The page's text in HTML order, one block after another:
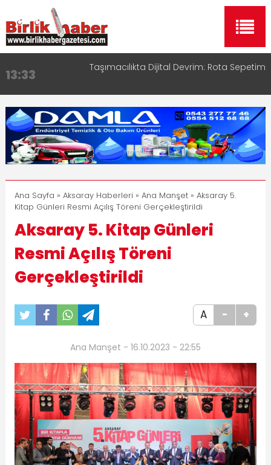
13:33 Taşımacılıkta Dijital Devrim: Rota Sepetim
17:15
16:00
Aksaray Esnaf Rehberi ile Google ve Yapay Zeka
Aramalarında Öne Çıkın
8:23 Aksaray Esnaf Rehberi Hizmete Girdi
11:30
Ana Sayfa » Aksaray Haberleri » Ana Manşet» Aksaray 5.
Kitap Günleri Resmi Açılış Töreni Gerçekleştirildi
Aksaray 5. Kitap Günleri
Resmi Açılış Töreni
Gerçekleştirildi
A - +
Ana Manşet - 16.10.2023 - 22:55